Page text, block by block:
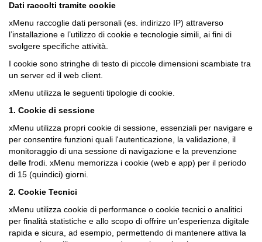
Dati raccolti tramite cookie
xMenu raccoglie dati personali (es. indirizzo IP) attraverso
l’installazione e l’utilizzo di cookie e tecnologie simili, ai fini di
svolgere specifiche attività.
I cookie sono stringhe di testo di piccole dimensioni scambiate tra
un server ed il web client.
xMenu utilizza le seguenti tipologie di cookie.
1. Cookie di sessione
xMenu utilizza propri cookie di sessione, essenziali per navigare e
per consentire funzioni quali l'autenticazione, la validazione, il
monitoraggio di una sessione di navigazione e la prevenzione
delle frodi. xMenu memorizza i cookie (web e app) per il periodo
di 15 (quindici) giorni.
2. Cookie Tecnici
xMenu utilizza cookie di performance o cookie tecnici o analitici
per finalità statistiche e allo scopo di offrire un’esperienza digitale
rapida e sicura, ad esempio, permettendo di mantenere attiva la